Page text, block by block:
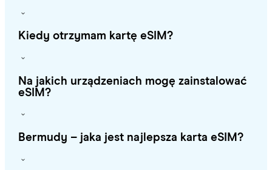
Kiedy otrzymam kartę eSIM?
Na jakich urządzeniach mogę zainstalować
eSIM?
Bermudy – jaka jest najlepsza karta eSIM?